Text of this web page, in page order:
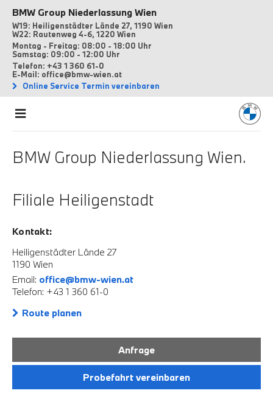
BMW Group Niederlassung Wien
W19: Heiligenstädter Lände 27, 1190 Wien
W22: Rautenweg 4-6, 1220 Wien
Montag - Freitag: 08:00 - 18:00 Uhr
Samstag: 09:00 - 12:00 Uhr
Telefon: +43 1 360 61-0
E-Mail: office@bmw-wien.at
Online Service Termin vereinbaren
BMW Group Niederlassung Wien.
Filiale Heiligenstadt
Kontakt:
Heiligenstädter Lände 27
1190 Wien
Email: office@bmw-wien.at
Telefon: +43 1 360 61-0
Route planen
Anfrage
Probefahrt vereinbaren